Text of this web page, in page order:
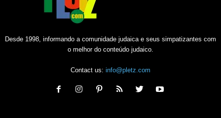
Desde 1998, informando a comunidade judaica e seus simpatizantes com
o melhor do conteúdo judaico.
Contact us: info@pletz.com